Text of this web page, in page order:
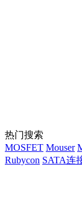
热门搜索
MOSFET Mouser
Rubycon SATA连